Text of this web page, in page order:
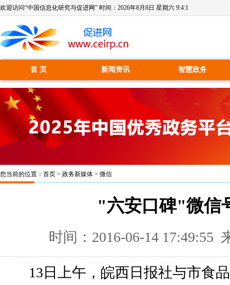
欢迎访问“中国信息化研究与促进网” 时间： 2026年8月8日 星期六 9:4:1
首 页 新闻资讯 智慧政务
您当前的位置： 首页 > 政务新媒体 > 微信
"六安口碑"微信
时间：2016-06-14 17:49:55
13日上午，皖西日报社与市食品